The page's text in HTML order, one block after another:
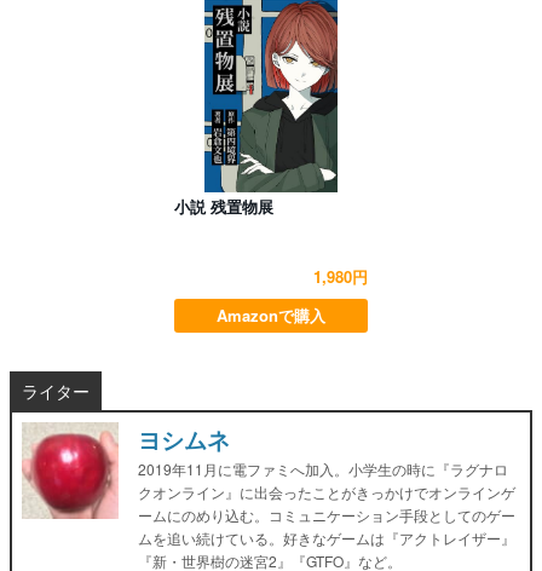
小説 残置物展
1,980円
Amazonで購入
ライター
ヨシムネ
2019年11月に電ファミへ加入。小学生の時に『ラグナロ
クオンライン』に出会ったことがきっかけでオンラインゲ
ームにのめり込む。コミュニケーション手段としてのゲー
ムを追い続けている。好きなゲームは『アクトレイザー』
『新・世界樹の迷宮2』『GTFO』など。